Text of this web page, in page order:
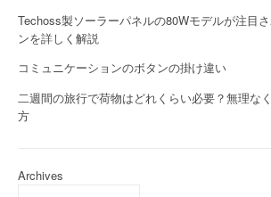
Techoss製ソーラーパネルの80Wモデルが注目
ンを詳しく解説
コミュニケーションのボタンの掛け違い
二週間の旅行で荷物はどれくらい必要？無理な
方
Archives